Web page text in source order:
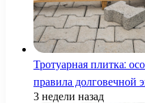
Тротуарная плитка:
правила долговечной
3 недели назад